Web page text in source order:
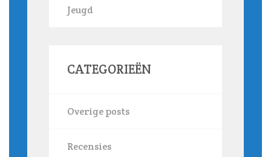
Jeugd
CATEGORIEËN
Overige posts
Recensies